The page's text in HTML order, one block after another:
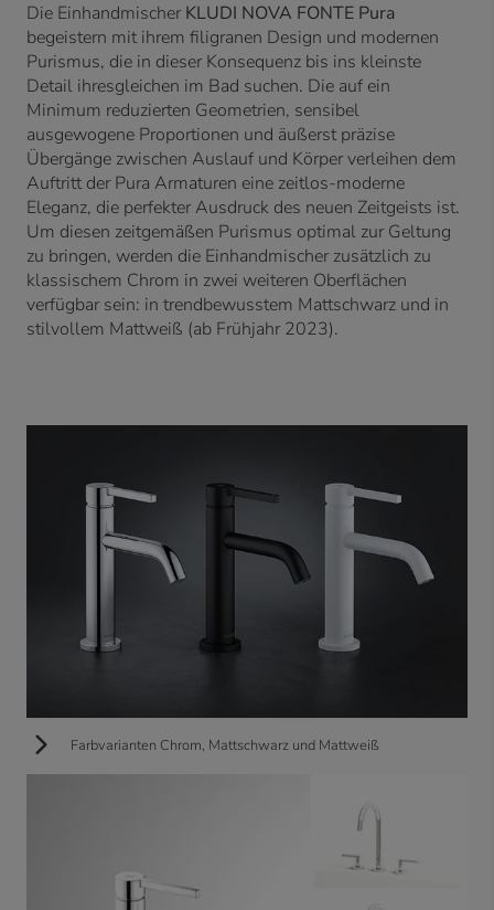
Die EinhandmischerKLUDI NOVA FONTE Pura
begeistern mit ihrem filigranen Design und modernen
Purismus, die in dieser Konsequenz bis ins kleinste
Detail ihresgleichen im Bad suchen. Die auf ein
Minimum reduzierten Geometrien, sensibel
ausgewogene Proportionen und äußerst präzise
Übergänge zwischen Auslauf und Körper verleihen dem
Auftritt der Pura Armaturen eine zeitlos-moderne
Eleganz, die perfekter Ausdruck des neuen Zeitgeists ist.
Um diesen zeitgemäßen Purismus optimal zur Geltung
zu bringen, werden die Einhandmischer zusätzlich zu
klassischem Chrom in zwei weiteren Oberflächen
verfügbar sein: in trendbewusstem Mattschwarz und in
stilvollem Mattweiß (ab Frühjahr 2023).
Farbvarianten Chrom, Mattschwarz und Mattweiß